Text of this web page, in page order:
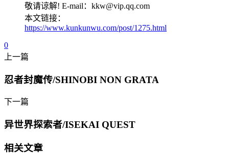
敬请谅解! E-mail：kkw@vip.qq.com
本文链接：
https://www.kunkunwu.com/post/1275.html
0
上一篇
忍者封魔传/SHINOBI NON GRATA
下一篇
异世界探索者/ISEKAI QUEST
相关文章